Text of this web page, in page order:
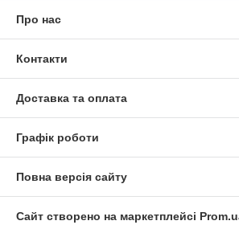
Про нас
Контакти
Доставка та оплата
Графік роботи
Повна версія сайту
Сайт створено на маркетплейсі